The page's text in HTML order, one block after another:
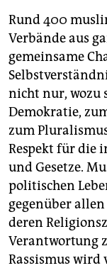
Rund 400
Verbände aus
gemeinsame
nicht nur, wozu
Demokratie,
zum
Respekt für die
und Gesetze.
politischen
gegenüber
deren
Verantwortung
Rassismus